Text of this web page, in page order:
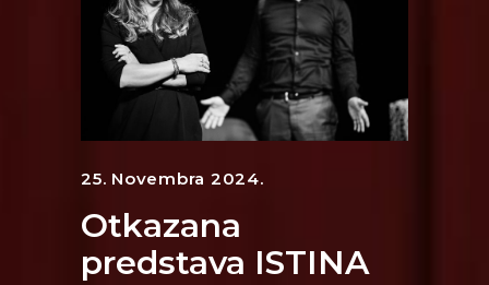
25. Novembra 2024.
Otkazana
predstava ISTINA